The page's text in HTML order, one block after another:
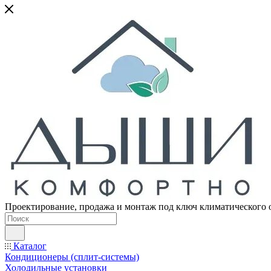
Проектирование, продажа и монтаж под ключ климатического
Каталог
Кондиционеры (сплит-системы)
Холодильные установки